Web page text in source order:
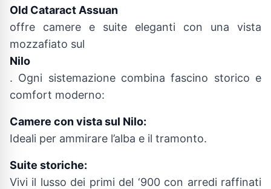
Old Cataract Assuan
offre camere e suite eleganti con una vista
mozzafiato sul
Nilo
. Ogni sistemazione combina fascino storico e
comfort moderno:
Camere con vista sul Nilo:
Ideali per ammirare l’alba e il tramonto.
Suite storiche:
Vivi il lusso dei primi del ‘900 con arredi raffinati